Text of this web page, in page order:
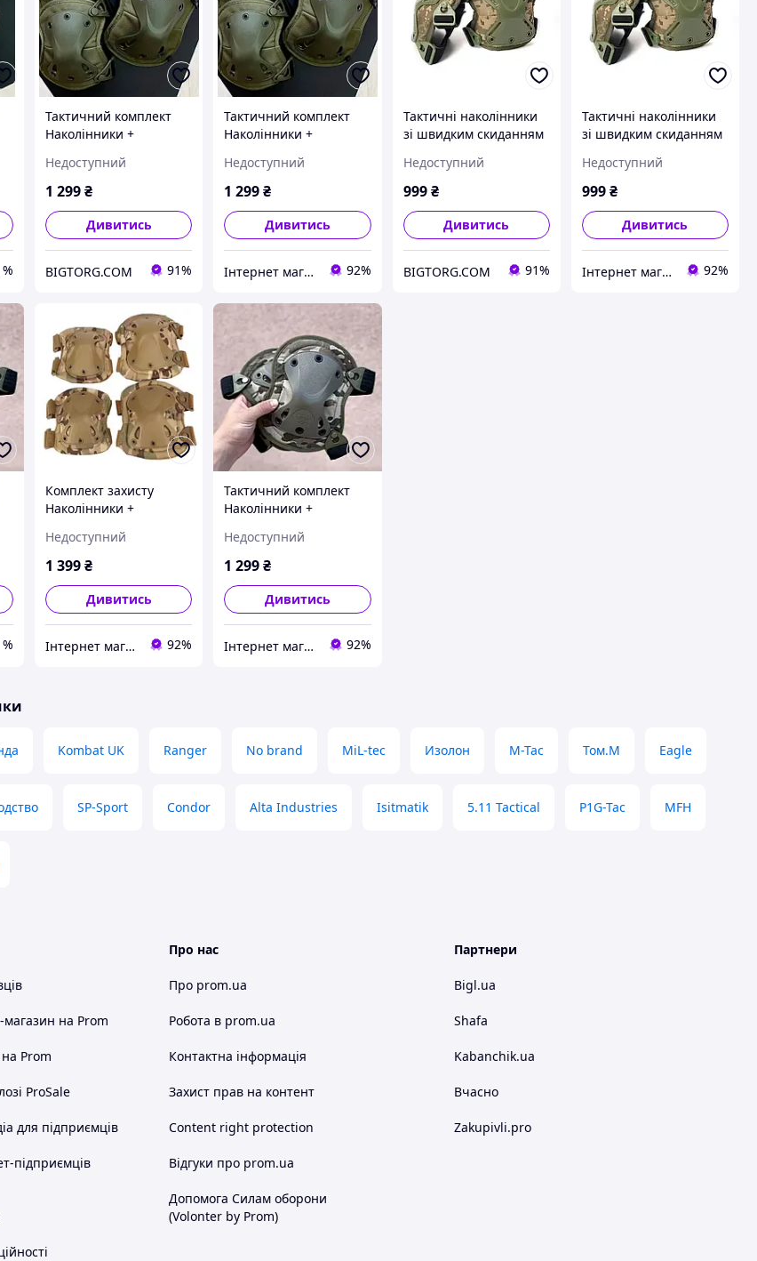
Тактичний комплект
Наколінники +
пластику FH 77
(Зелений)
Недоступний
1 299₴
Дивитись
BIGTORG.COM 91%
Тактичний комплект
Наколінники +
пластику FH 77
(Зелений)
Недоступний
1 299₴
Дивитись
Інтернет магазин livelyshop 92%
Тактичні наколінники
зі швидким скиданням
Недоступний
999 ₴
Дивитись
BIGTORG.COM 91%
Тактичні наколінники
зі швидким скиданням
Недоступний
999₴
Дивитись
Інтернет магазин livelyshop 92%
Комплект захисту
Наколінники +
пластику (Мультикам)
Недоступний
1 399₴
Дивитись
Інтернет магазин livelyshop 92%
Тактичний комплект
Наколінники +
пластику FH 77
(Мультикам)
Недоступний
1 299₴
Дивитись
Інтернет магазин livelyshop 92%
Kombat UK Ranger No brand MiL-tec Изолон M-Tac Том.М Eagle
SP-Sport Condor Alta Industries Isitmatik 5.11 Tactical P1G-Tac MFH
магазин на Prom
Prom
ProSale
для підприємців
підприємців
Про нас
Про prom.ua
Робота в prom.ua
Контактна інформація
Захист прав на контент
Content right protection
Відгуки про prom.ua
Допомога Силам оборони
(Volonter by Prom)
Партнери
Bigl.ua
Shafa
Kabanchik.ua
Вчасно
Zakupivli.pro